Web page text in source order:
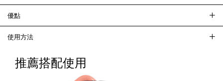
優點
使用方法
推薦搭配使用